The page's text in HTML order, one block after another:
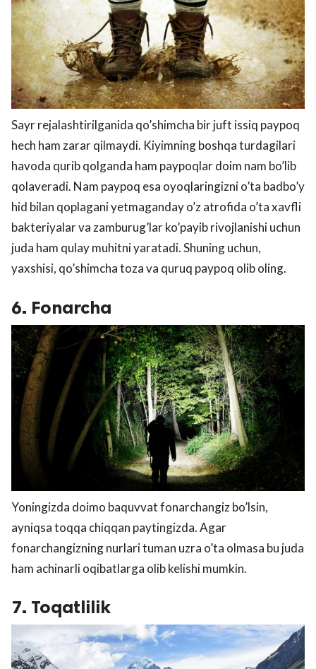
Sayr rejalashtirilganida qo’shimcha bir juft issiq paypoq
hech ham zarar qilmaydi. Kiyimning boshqa turdagilari
havoda qurib qolganda ham paypoqlar doim nam bo’lib
qolaveradi. Nam paypoq esa oyoqlaringizni o’ta badbo’y
hid bilan qoplagani yetmaganday o’z atrofida o’ta xavfli
bakteriyalar va zamburug’lar ko’payib rivojlanishi uchun
juda ham qulay muhitni yaratadi. Shuning uchun,
yaxshisi, qo’shimcha toza va quruq paypoq olib oling.
6. Fonarcha
Yoningizda doimo baquvvat fonarchangiz bo’lsin,
ayniqsa toqqa chiqqan paytingizda. Agar
fonarchangizning nurlari tuman uzra o’ta olmasa bu juda
ham achinarli oqibatlarga olib kelishi mumkin.
7. Toqatlilik